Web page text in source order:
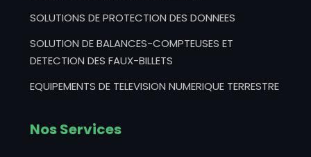
SOLUTIONS DE PROTECTION DES DONNEES
SOLUTION DE BALANCES-COMPTEUSES ET
DETECTION DES FAUX-BILLETS
EQUIPEMENTS DE TELEVISION NUMERIQUE TERRESTRE
Nos Services